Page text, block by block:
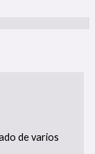
de varios